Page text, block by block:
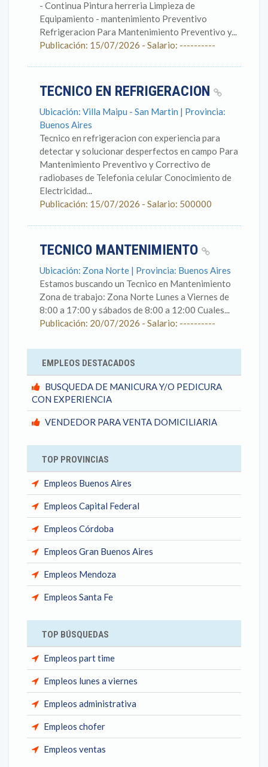
- Continua Pintura herreria Limpieza de
Equipamiento - mantenimiento Preventivo
Refrigeracion Para Mantenimiento Preventivo y...
Publicación: 15/07/2026 - Salario: ----------
TECNICO EN REFRIGERACION
Ubicación: Villa Maipu - San Martin | Provincia:
Buenos Aires
Tecnico en refrigeracion con experiencia para
detectar y solucionar desperfectos en campo Para
Mantenimiento Preventivo y Correctivo de
radiobases de Telefonia celular Conocimiento de
Electricidad...
Publicación: 15/07/2026 - Salario: 500000
TECNICO MANTENIMIENTO
Ubicación: Zona Norte | Provincia: Buenos Aires
Estamos buscando un Tecnico en Mantenimiento
Zona de trabajo: Zona Norte Lunes a Viernes de
8:00 a 17:00 y sábados de 8:00 a 12:00 Cuales...
Publicación: 20/07/2026 - Salario: ----------
EMPLEOS DESTACADOS
BUSQUEDA DE MANICURA Y/O PEDICURA
CON EXPERIENCIA
VENDEDOR PARA VENTA DOMICILIARIA
TOP PROVINCIAS
Empleos Buenos Aires
Empleos Capital Federal
Empleos Córdoba
Empleos Gran Buenos Aires
Empleos Mendoza
Empleos Santa Fe
TOP BÚSQUEDAS
Empleos part time
Empleos lunes a viernes
Empleos administrativa
Empleos chofer
Empleos ventas